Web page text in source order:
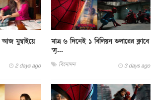
আজ মুম্বাইয়ে
2 days ago
মাত্র ৬ দিনেই ১ বিলিয়ন ডলারের ক্লাবে
‘স্...
বিনোদন 3 days ago